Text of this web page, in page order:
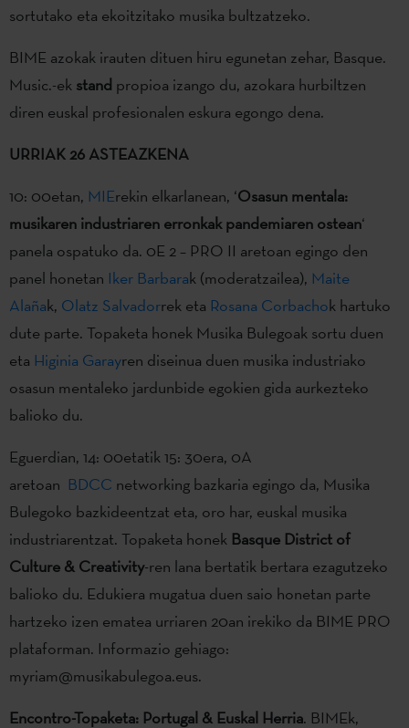
sortutako eta ekoitzitako musika bultzatzeko.
BIME azokak irauten dituen hiru egunetan zehar, Basque.
Music.-ek stand propioa izango du, azokara hurbiltzen
diren euskal profesionalen eskura egongo dena.
URRIAK 26 ASTEAZKENA
10: 00etan, MIErekin elkarlanean, ‘Osasun mentala:
musikaren industriaren erronkak pandemiaren ostean‘
panela ospatuko da. 0E 2 – PRO II aretoan egingo den
panel honetan Iker Barbarak (moderatzailea), Maite
Alañak, Olatz Salvadorrek eta Rosana Corbachok hartuko
dute parte. Topaketa honek Musika Bulegoak sortu duen
eta Higinia Garayren diseinua duen musika industriako
osasun mentaleko jardunbide egokien gida aurkezteko
balioko du.
Eguerdian, 14: 00etatik 15: 30era, 0A
aretoan BDCC networking bazkaria egingo da, Musika
Bulegoko bazkideentzat eta, oro har, euskal musika
industriarentzat. Topaketa honek Basque District of
Culture & Creativity-ren lana bertatik bertara ezagutzeko
balioko du. Edukiera mugatua duen saio honetan parte
hartzeko izen ematea urriaren 20an irekiko da BIME PRO
plataforman. Informazio gehiago:
myriam@musikabulegoa.eus.
Encontro-Topaketa: Portugal & Euskal Herria. BIMEk,